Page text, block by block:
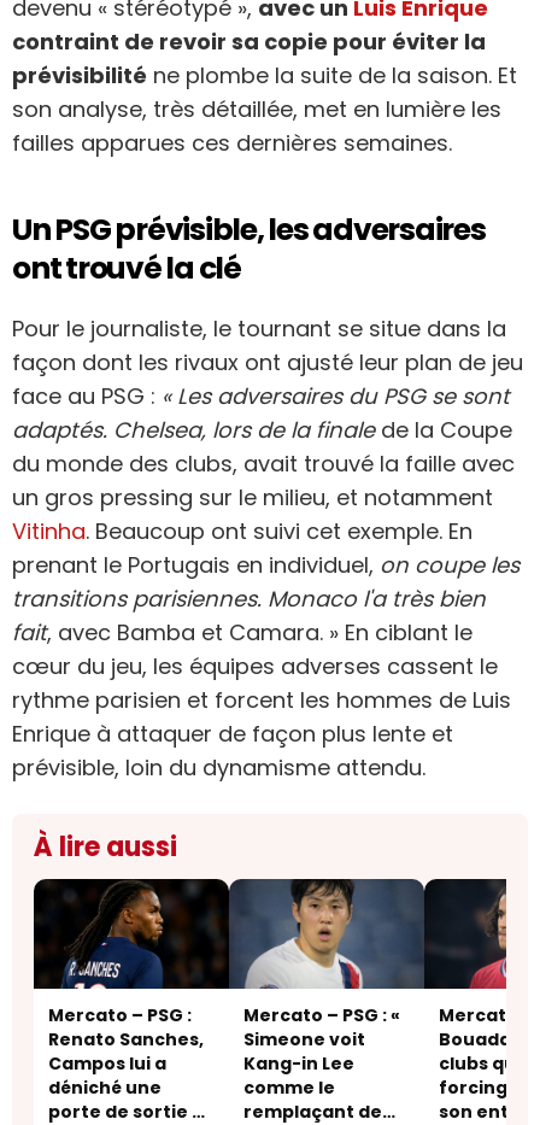
devenu « stéréotypé », avec un Luis Enrique
contraint de revoir sa copie pour éviter la
prévisibilité ne plombe la suite de la saison. Et
son analyse, très détaillée, met en lumière les
failles apparues ces dernières semaines.
Un PSG prévisible, les adversaires
ont trouvé la clé
Pour le journaliste, le tournant se situe dans la
façon dont les rivaux ont ajusté leur plan de jeu
face au PSG : « Les adversaires du PSG se sont
adaptés. Chelsea, lors de la finalede la Coupe
du monde des clubs, avait trouvé la faille avec
un gros pressing sur le milieu, et notamment
Vitinha. Beaucoup ont suivi cet exemple. En
prenant le Portugais en individuel, on coupe les
transitions parisiennes. Monaco l'a très bien
fait, avec Bamba et Camara. » En ciblant le
cœur du jeu, les équipes adverses cassent le
rythme parisien et forcent les hommes de Luis
Enrique à attaquer de façon plus lente et
prévisible, loin du dynamisme attendu.
À lire aussi
Mercato – PSG :
Renato Sanches,
Campos lui a
déniché une
porte de sortie –
Mercato – PSG : «
Simeone voit
Kang-in Lee
comme le
remplaçant de
Mercato –
Bouaddi,
clubs qui
forcing
son